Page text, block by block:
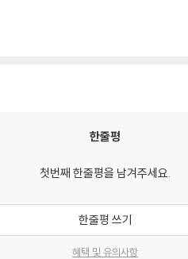
한줄평
첫번째 한줄평을 남겨주세요.
한줄평 쓰기
혜택 및 유의사항